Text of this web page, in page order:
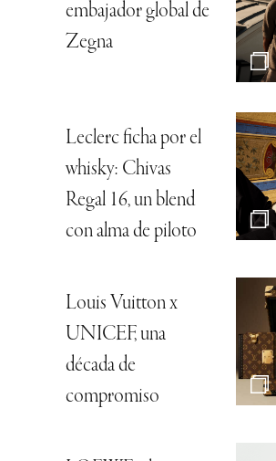
embajador global de
Zegna
Leclerc ficha por el
whisky: Chivas
Regal 16, un blend
con alma de piloto
Louis Vuitton x
UNICEF, una
década de
compromiso